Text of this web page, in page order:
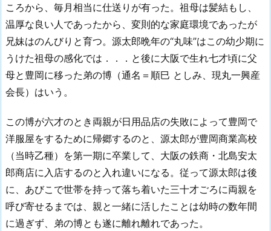
ころから、毎月相当に仕送りが有った。祖母は髪結もし、
温厚な良い人であったから、変則的な家庭環境であったが
兄妹はのんびりと育つ。源太郎晩年の“丸味”はこの幼少期に
うけた祖母の感化では．．．と後に大阪で生れ七才頃に父
母と豊岡に移った弟の博（通名＝順巳 としみ、現丸一興産
会長）はいう。
この博が六才のとき両親が日用品店の失敗によって豊岡で
洋服屋をするために帰郷するのと、源太郎が豊岡商業高校
（当時乙種）を第一期に卒業して、大阪の鉄商・北島安太
郎商店に入店するのと入れ違いになる。従って源太郎は後
に、あびこで世帯を持って落ち着いた三十才ごろに両親を
呼び寄せるまでは、親と一緒に活したことは幼時の数年間
に過ぎず、弟の博とも遂に離れ離れであった。